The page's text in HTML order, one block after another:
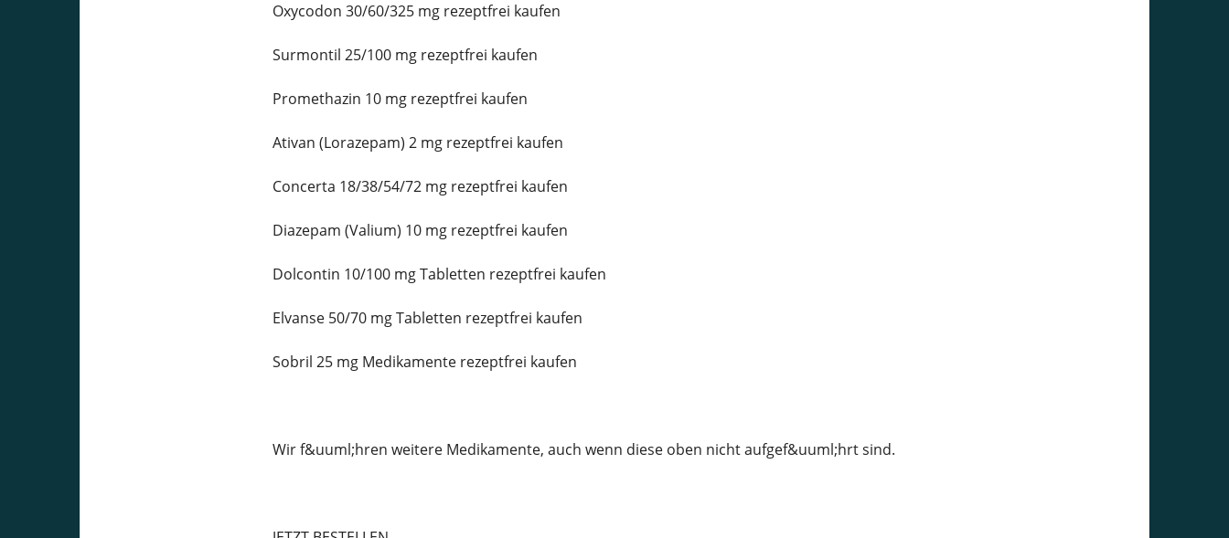
Oxycodon 30/60/325 mg rezeptfrei kaufen
Surmontil 25/100 mg rezeptfrei kaufen
Promethazin 10 mg rezeptfrei kaufen
Ativan (Lorazepam) 2 mg rezeptfrei kaufen
Concerta 18/38/54/72 mg rezeptfrei kaufen
Diazepam (Valium) 10 mg rezeptfrei kaufen
Dolcontin 10/100 mg Tabletten rezeptfrei kaufen
Elvanse 50/70 mg Tabletten rezeptfrei kaufen
Sobril 25 mg Medikamente rezeptfrei kaufen
Wir f&uuml;hren weitere Medikamente, auch wenn diese oben nicht aufgef&uuml;hrt sind.